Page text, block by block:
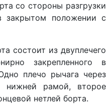
со стороны разгрузки
закрытом положении с
состоит из двуплечего
закрепленного в
плечо рычага через
нижней рамой, второе
нетлей борта.